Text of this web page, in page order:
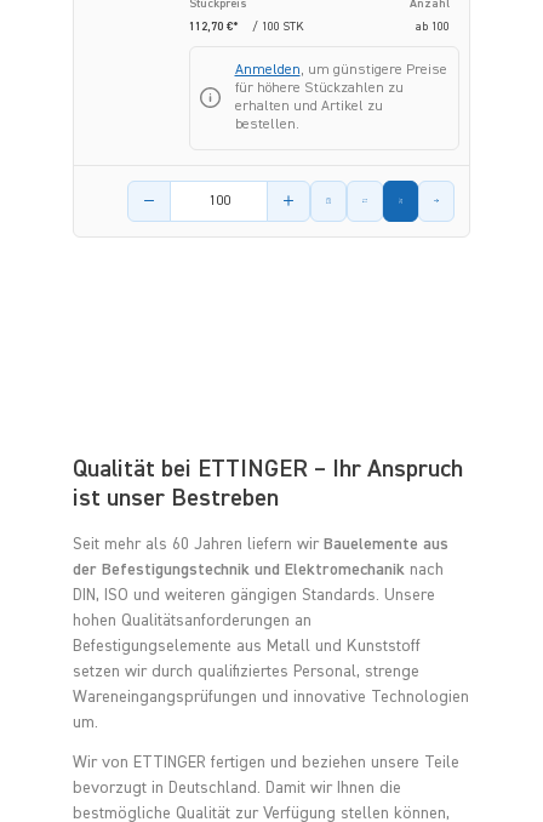
Stückpreis
Anzahl
112,70 €*
/ 100 STK ab 100
Anmelden, um günstigere Preise
für höhere Stückzahlen zu
erhalten und Artikel zu
bestellen.
Menge des Artikels
Qualität bei ETTINGER – Ihr Anspruch
ist unser Bestreben
Seit mehr als 60 Jahren liefern wir Bauelemente aus
der Befestigungstechnik und Elektromechanik nach
DIN, ISO und weiteren gängigen Standards. Unsere
hohen Qualitätsanforderungen an
Befestigungselemente aus Metall und Kunststoff
setzen wir durch qualifiziertes Personal, strenge
Wareneingangsprüfungen und innovative Technologien
um.
Wir von ETTINGER fertigen und beziehen unsere Teile
bevorzugt in Deutschland. Damit wir Ihnen die
bestmögliche Qualität zur Verfügung stellen können,